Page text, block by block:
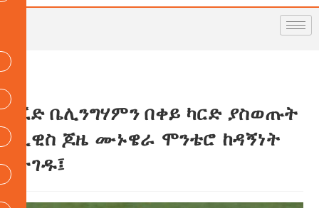
ጁድ ቤሊንግሃምን በቀይ ካርድ ያስወጡት
ሊዊስ ጆዜ ሙኑዌራ ሞንቴሮ ከዳኝነት
ታገዱ፤